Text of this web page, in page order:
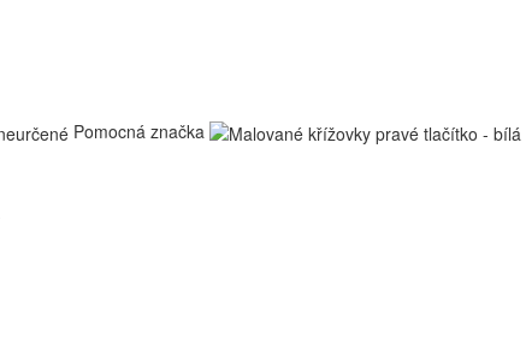
Pomocná značka